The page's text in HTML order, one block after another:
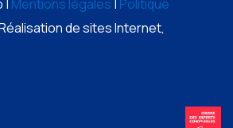
| Mentions légales | Politique
de sites Internet,